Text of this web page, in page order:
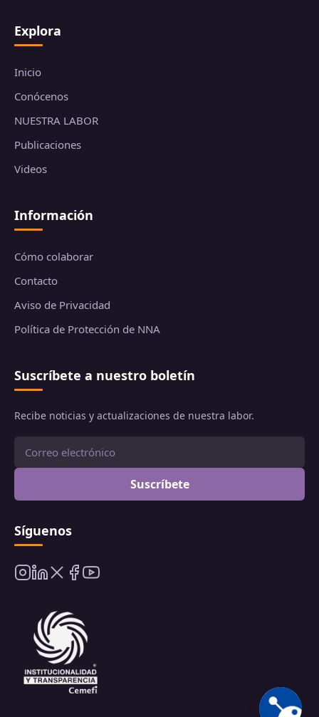
Explora
Inicio
Conócenos
NUESTRA LABOR
Publicaciones
Videos
Información
Cómo colaborar
Contacto
Aviso de Privacidad
Política de Protección de NNA
Suscríbete a nuestro boletín
Recibe noticias y actualizaciones de nuestra labor.
Suscríbete
Síguenos